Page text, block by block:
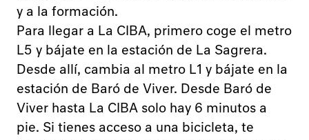
Publicaciones
Preguntas frecuentes
Programa
Mapa
Qué hacer
Focus Weeks
Participantes
Visítanos
y a la formación.
Para llegar a La CIBA, primero coge el metro
L5 y bájate en la estación de La Sagrera.
Desde allí, cambia al metro L1 y bájate en la
estación de Baró de Viver. Desde Baró de
Viver hasta La CIBA solo hay 6 minutos a
pie. Si tienes acceso a una bicicleta, te